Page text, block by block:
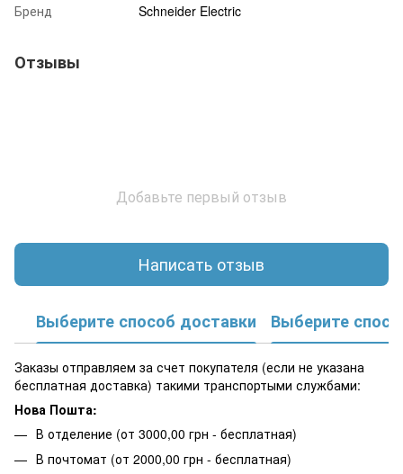
Бренд
Schneider Electric
Отзывы
Добавьте первый отзыв
Написать отзыв
Выберите способ доставки Выберите
Заказы отправляем за счет покупателя (если не указана
бесплатная доставка) такими транспортыми службами:
Нова Пошта:
В отделение (от 3000,00 грн - бесплатная)
В почтомат (от 2000,00 грн - бесплатная)